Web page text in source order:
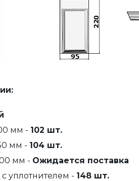
мм - 102 шт.
мм - 104 шт.
мм - Ожидается поставка
уплотнителем - 148 шт.